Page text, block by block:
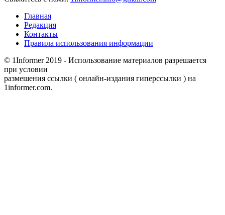
Главная
Редакция
Контакты
Правила использования информации
© 1Informer 2019 - Использование материалов разрешается
при условии
размешения ссылки ( онлайн-издания гиперссылки ) на
1informer.com.